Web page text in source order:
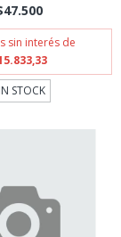
sin interés de
STOCK